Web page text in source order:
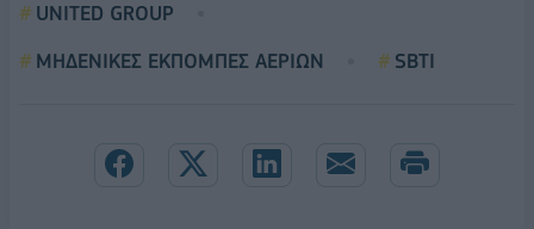
UNITED GROUP
ΜΗΔΕΝΙΚΕΣ ΕΚΠΟΜΠΕΣ ΑΕΡΙΩΝ
SBTI